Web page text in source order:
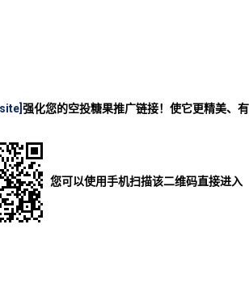
强化您的空投糖果推广链接！使它更精美、有
您可以使用手机扫描该二维码直接进入